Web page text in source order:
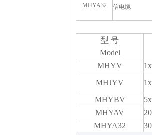
MHYA32
信电缆
型 号
Model
MHYV
MHJYV
MHYBV
MHYAV
MHYA32